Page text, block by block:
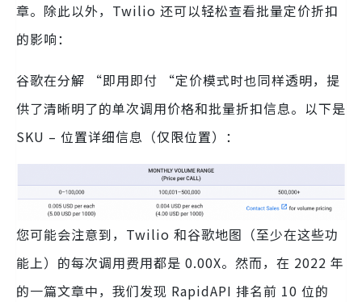
章。除此以外，Twilio 还可以轻松查看批量定价折扣
的影响：
谷歌在分解 “即用即付 “定价模式时也同样透明，提
供了清晰明了的单次调用价格和批量折扣信息。以下是
SKU – 位置详细信息（仅限位置）：
您可能会注意到，Twilio 和谷歌地图（至少在这些功
能上）的每次调用费用都是 0.00X。然而，在 2022 年
的一篇文章中，我们发现 RapidAPI 排名前 10 位的